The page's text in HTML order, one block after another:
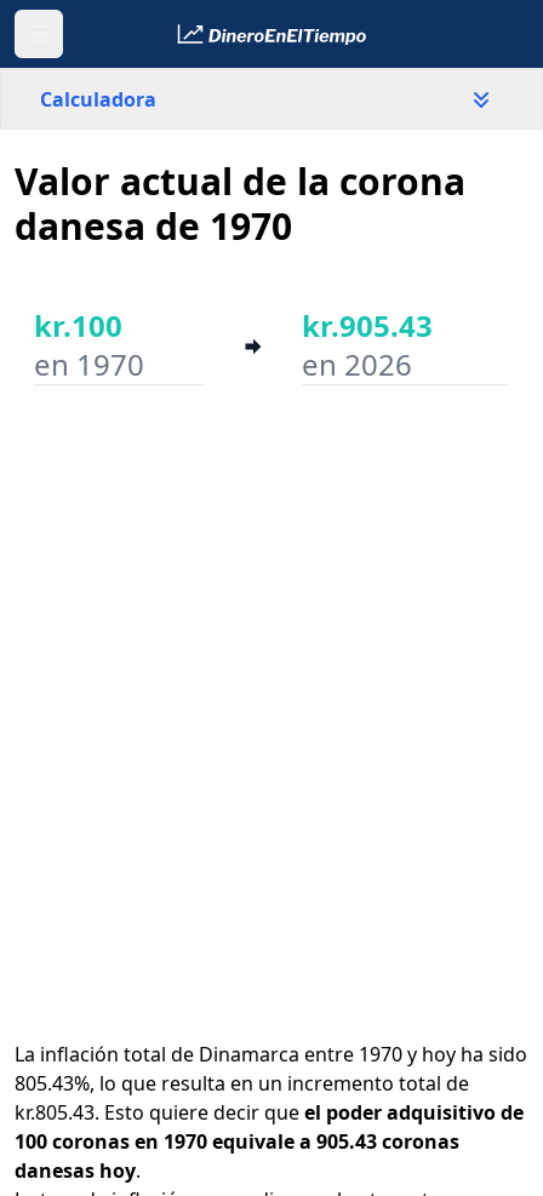
Calculadora
País
Año inicial
Valor actual de la corona
danesa de 1970
kr.100
en 1970
kr.905.43
en 2026
La inflación total de Dinamarca entre 1970 y hoy ha sido
805.43%, lo que resulta en un incremento total de
kr.805.43. Esto quiere decir queel poder adquisitivo de
100 coronas en 1970 equivale a 905.43 coronas
danesas hoy.